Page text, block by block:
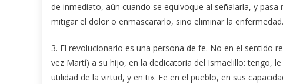
de inmediato, aún cuando se equivoque al señalarla, y
mitigar el dolor o enmascararlo, sino eliminar la enfermedad.
3. El revolucionario es una persona de fe. No en el sentido
vez Mar­tí) a su hijo, en la dedicatoria del Isma­elillo: tengo,
utilidad de la virtud, y en ti». Fe en el pueblo, en sus